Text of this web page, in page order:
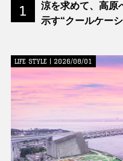
1
涼を求めて、高原
示す“クールケー
LIFE STYLE | 2026/08/01